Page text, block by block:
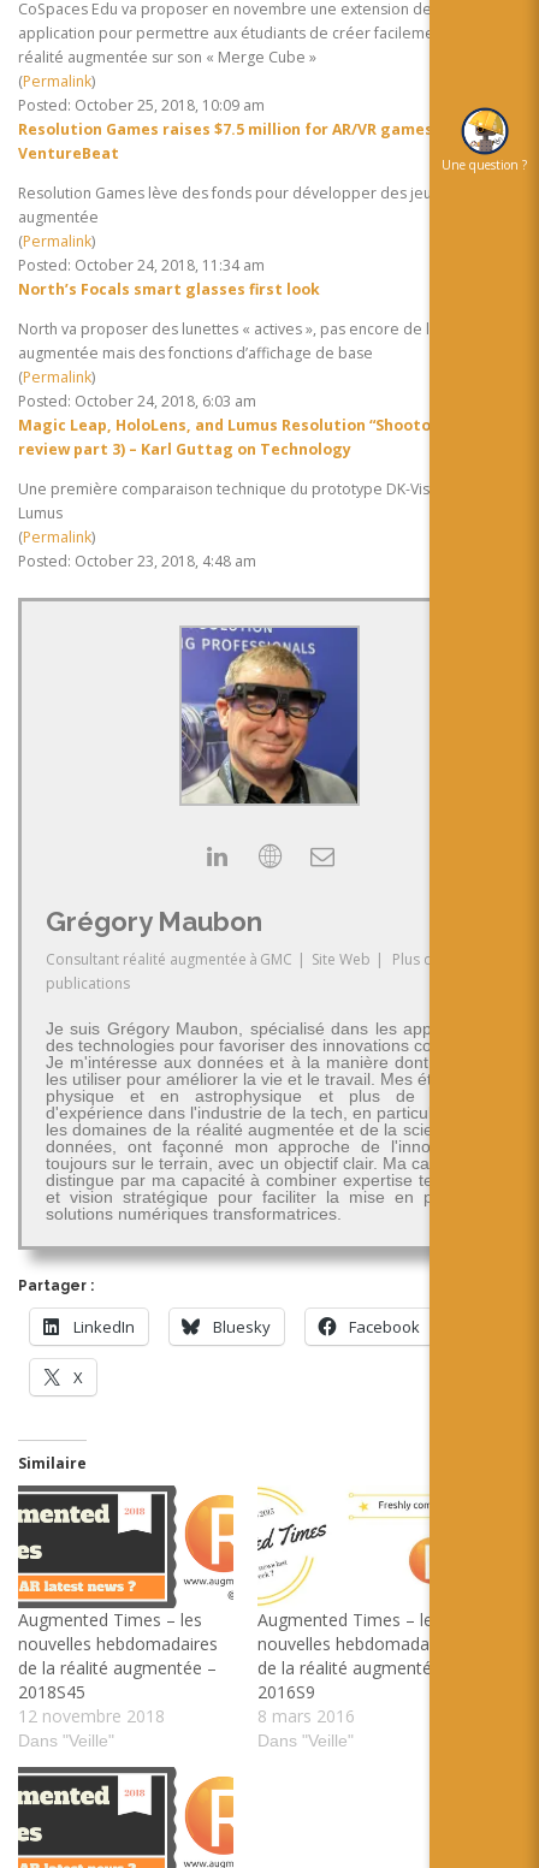
CoSpaces Edu va proposer en novembre une extension de son
application pour permettre aux étudiants de créer facilement de la
réalité augmentée sur son « Merge Cube »
(Permalink)
Posted: October 25, 2018, 10:09 am
Resolution Games raises $7.5 million for AR/VR games |
VentureBeat
Resolution Games lève des fonds pour développer des jeux en réalité
augmentée
(Permalink)
Posted: October 24, 2018, 11:34 am
North’s Focals smart glasses first look
North va proposer des lunettes « actives », pas encore de la réalité
augmentée mais des fonctions d’affichage de base
(Permalink)
Posted: October 24, 2018, 6:03 am
Magic Leap, HoloLens, and Lumus Resolution “Shootout” (ML1
review part 3) – Karl Guttag on Technology
Une première comparaison technique du prototype DK-Vision de
Lumus
(Permalink)
Posted: October 23, 2018, 4:48 am
Grégory Maubon
Consultant réalité augmentée à GMC | Site Web |
Plus de
publications
Je suis Grégory Maubon, spécialisé dans les applications
des technologies pour favoriser des innovations concrètes.
Je m'intéresse aux données et à la manière dont on peut
les utiliser pour améliorer la vie et le travail. Mes études en
physique et en astrophysique et plus de 30 ans
d'expérience dans l'industrie de la tech, en particulier dans
les domaines de la réalité augmentée et de la science des
données, ont façonné mon approche de l'innovation -
toujours sur le terrain, avec un objectif clair. Ma carrière se
distingue par ma capacité à combiner expertise technique
et vision stratégique pour faciliter la mise en place de
solutions numériques transformatrices.
Partager :
LinkedIn Bluesky Facebook
X
Similaire
Augmented Times – les
nouvelles hebdomadaires
de la réalité augmentée –
2018S45
12 novembre 2018
Dans "Veille"
Augmented Times – les
nouvelles hebdomadaires
de la réalité augmentée –
2016S9
8 mars 2016
Dans "Veille"
Une question ?